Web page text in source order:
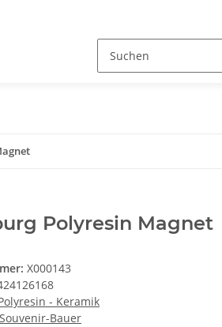
Polyresin Magnet
X000143
- Keramik
Souvenir-Bauer